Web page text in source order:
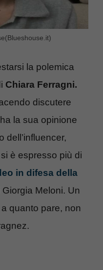
la polemica
Chiara Ferragni.
discutere
la sua opinione
dell’influencer,
è espresso più di
in difesa della
Giorgia Meloni. Un
quanto pare, non